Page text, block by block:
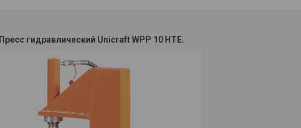
Пресс гидравлический Unicraft WPP 10 HTE​.